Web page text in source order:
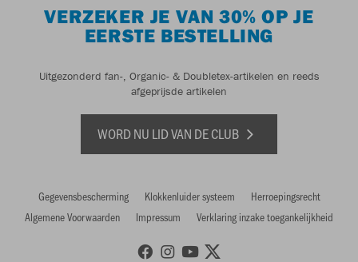
VERZEKER JE VAN 30% OP JE
EERSTE BESTELLING
Uitgezonderd fan-, Organic- & Doubletex-artikelen en reeds
afgeprijsde artikelen
WORD NU LID VAN DE CLUB
Gegevensbescherming Klokkenluider systeem
Herroepingsrecht
Algemene Voorwaarden
Impressum Verklaring inzake toegankelijkheid